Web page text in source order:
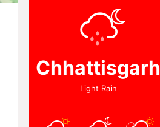
Chhattisgarh
Light Rain